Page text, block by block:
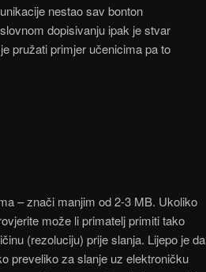
nestao sav bonton
dopisivanju ipak je stvar
pružati primjer učenicima pa to
– znači manjim od 2-3 MB. Ukoliko
može li primatelj primiti tako
(rezoluciju) prije slanja. Lijepo je da
preveliko za slanje uz elektroničku